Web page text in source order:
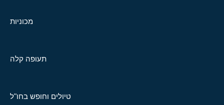
מכוניות
תעופה קלה
טיולים וחופש בחו"ל